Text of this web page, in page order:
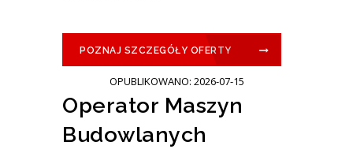
POZNAJ SZCZEGÓŁY OFERTY
OPUBLIKOWANO: 2026-07-15
Operator Maszyn
Budowlanych